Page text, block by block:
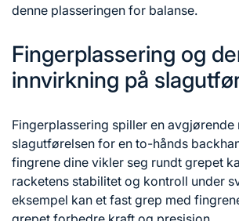
denne plasseringen for balanse.
Fingerplassering og
innvirkning på
Fingerplassering spiller en avgjørende
slagutførelsen for en to-hånds
fingrene dine vikler seg rundt grepet
racketens stabilitet og kontroll under
eksempel kan et fast grep med